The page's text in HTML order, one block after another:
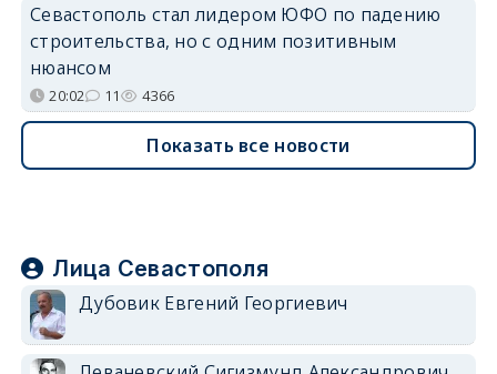
Севастополь стал лидером ЮФО по падению
строительства, но с одним позитивным
нюансом
20:02 11 4366
Показать все новости
Лица Севастополя
Дубовик Евгений Георгиевич